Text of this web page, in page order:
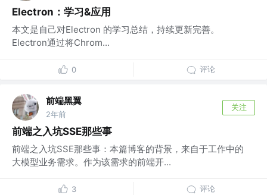
Electron：学习&应用
本文是自己对Electron 的学习总结，持续更新完善。
Electron通过将Chrom...
0 评论
前端黑翼
2年前
关注
前端之入坑SSE那些事
前端之入坑SSE那些事：本篇博客的背景，来自于工作中的
大模型业务需求。作为该需求的前端开...
3 评论